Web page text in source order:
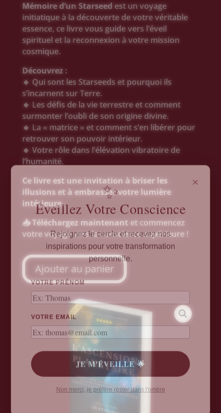
Mémoire d’un Starseed est un voyage
initiatique à la découverte de votre véritable
essence, ce livre vous guide vers l’éveil
spirituel et la reconnexion à votre mission
cosmique.
Découvrez :
🔹 Qui sont les Starseeds et pourquoi ils
s’incarnent sur Terre.
🔹 Les défis de la vie terrestre et comment
surmonter l’oubli de son origine divine.
🔹 La « matrice » et comment s’en libérer pour
retrouver son pouvoir intérieur.
🔹 Votre rôle dans l’élévation vibratoire de
l’humanité.
Ce livre est une invitation à briser les
illusions et à embrasser votre lumière
intérieure.
📥Téléchargez maintenantet commencez
votre voyage vers la conscience supérieure !
Ajouter au panier
×
✨
Éveillez Votre Conscience
Rejoignez le cercle et recevez nos
inspirations pour votre transformation
personnelle.
VOTRE PRÉNOM
VOTRE EMAIL
JE M'ÉVEILLE 🌟
Non merci, je préfère rester dans l'ombre